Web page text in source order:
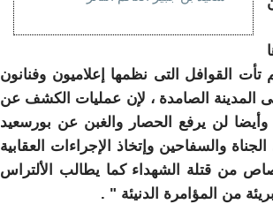
تأت القوافل التى نظمها إعلاميون وفنانون
المدينة الصامدة ، لإن عمليات الكشف عن
وأيضا لن يرفع الحصاروالغبن عن بور سعيد
والسفاحين وإتخاذ الإجراءات العقابية
من قتلة الشهداء كما يطالب الألتراس
بريئة من المؤامرة الدنيئة " .